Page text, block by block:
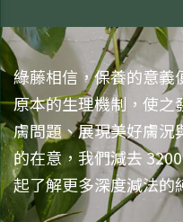
綠藤相信，保養的意義
原本的生理機制，使之
膚問題、展現美好膚況
的在意，我們減去
起了解更多深度減法的